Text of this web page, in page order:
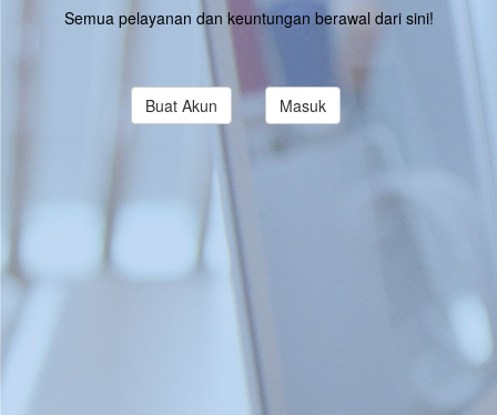
Semua pelayanan dan keuntungan berawal dari sini!
Buat Akun Masuk